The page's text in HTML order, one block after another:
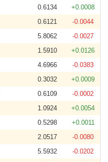
0.6134
+0.0008
0.6121
-0.0044
5.8062
-0.0027
1.5910
+0.0126
4.6966
-0.0383
0.3032
+0.0009
0.6109
-0.0002
1.0924
+0.0054
0.5298
+0.0011
2.0517
-0.0080
5.5932
-0.0202